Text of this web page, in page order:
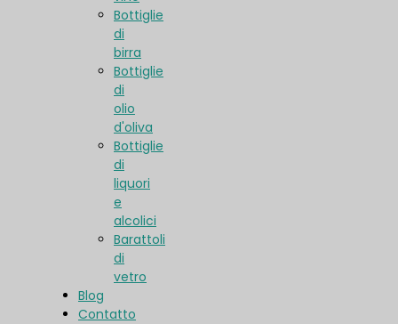
Bottiglie
di
birra
Bottiglie
di
olio
d'oliva
Bottiglie
di
liquori
e
alcolici
Barattoli
di
vetro
Blog
Contatto